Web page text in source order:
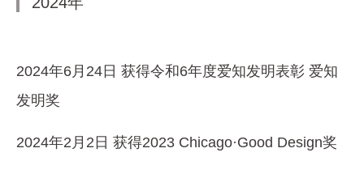
2024年6月24日 获得令和6年度爱知发明表彰 爱知
发明奖
2024年2月2日 获得2023 Chicago·Good Design奖